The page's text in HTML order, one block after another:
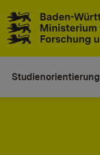
Studienorientierung